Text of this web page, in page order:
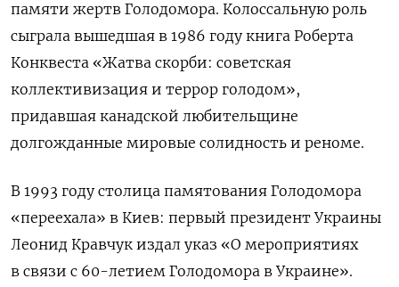
памяти жертв Голодомора. Колоссальную роль
сыграла вышедшая в 1986 году книга Роберта
Конквеста «Жатва скорби: советская
коллективизация и террор голодом»,
придавшая канадской любительщине
долгожданные мировые солидность и реноме.
В 1993 году столица памятования Голодомора
«переехала» в Киев: первый президент Украины
Леонид Кравчук издал указ «О мероприятиях
в связи с 60-летием Голодомора в Украине».